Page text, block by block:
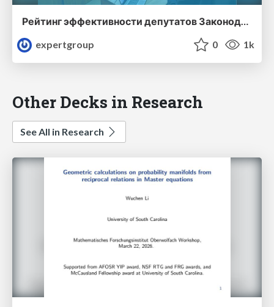
expertgroup
0 1k
Other Decks in Research
See All in Research